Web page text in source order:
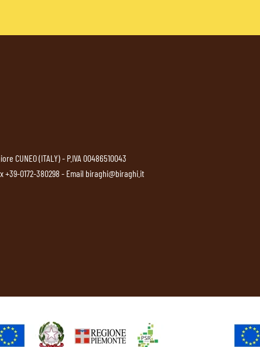
CUNEO (ITALY) - P.IVA 00486510043
+39-0172-380298 - Email biraghi@biraghi.it